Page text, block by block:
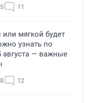
11
или мягкой будет
узнать по
августа — важные
12